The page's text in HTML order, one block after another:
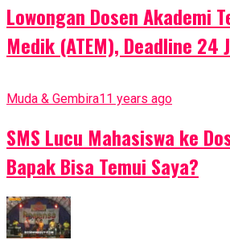
Lowongan Dosen Akademi
Medik (ATEM), Deadline 24
Muda & Gembira11 years ago
SMS Lucu Mahasiswa ke
Bapak Bisa Temui Saya?